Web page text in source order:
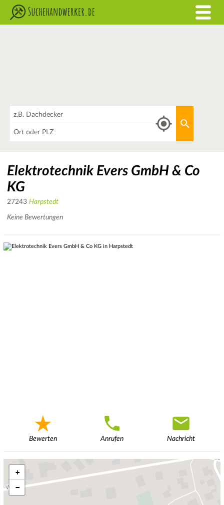
Elektrotechnik Evers GmbH & Co
KG
27243 Harpstedt
Keine Bewertungen
Bewerten Anrufen Nachricht
+
−